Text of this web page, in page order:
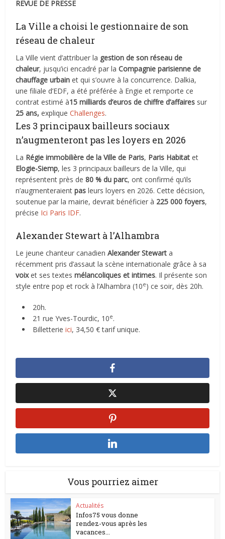
REVUE DE PRESSE
La Ville a choisi le gestionnaire de son
réseau de chaleur
La Ville vient d’attribuer la gestion de son réseau de
chaleur, jusqu’ici encadré par laCompagnie parisienne de
chauffage urbain et qui s’ouvre à la concurrence. Dalkia,
une filiale d’EDF, a été préférée à Engie et remporte ce
contrat estimé à15 milliards d’euros de chiffre d’affaires sur
25 ans,expliqueChallenges.
Les 3 principaux bailleurs sociaux
n’augmenteront pas les loyers en 2026
La Régie immobilière de la Ville de Paris, Paris Habitat et
Elogie-Siemp, les 3 principaux bailleurs de la Ville, qui
représentent près de 80 % du parc, ont confirmé qu’ils
n’augmenteraientpasleurs loyers en 2026. Cette décision,
soutenue par la mairie, devrait bénéficier à 225 000 foyers,
précise Ici Paris IDF.
Alexander Stewart à l’Alhambra
Le jeune chanteur canadienAlexander Stewarta
récemment pris d’assaut la scène internationale grâce à sa
voixet ses textesmélancoliques et intimes. Il présente son
style entre pop et rock à l’Alhambra (10e) ce soir, dès 20h.
20h.
21 rue Yves-Tourdic, 10e.
Billetterieici, 34,50 € tarif unique.
Vous pourriez aimer
Actualités
Infos75 vous donne
rendez-vous après les
vacances...